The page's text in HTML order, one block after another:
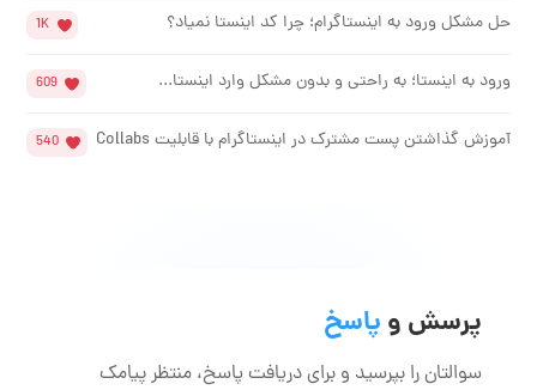
حل مشکل ورود به اینستاگرام؛ چرا کد اینستا نمیاد؟ 1K
ورود به اینستا؛ به راحتی و بدون مشکل وارد اینستا... 609
آموزش گذاشتن پست مشترک در اینستاگرام با قابلیت Collabs 540
پرسش و پاسخ
سوالتان را بپرسید و برای دریافت پاسخ، منتظر پیامک